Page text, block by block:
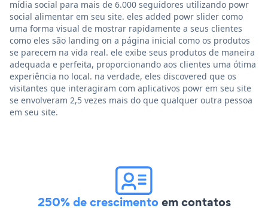
mídia social para mais de 6.000 seguidores utilizando powr
social alimentar em seu site. eles added powr slider como
uma forma visual de mostrar rapidamente a seus clientes
como eles são landing on a página inicial como os produtos
se parecem na vida real. ele exibe seus produtos de maneira
adequada e perfeita, proporcionando aos clientes uma ótima
experiência no local. na verdade, eles discovered que os
visitantes que interagiram com aplicativos powr em seu site
se envolveram 2,5 vezes mais do que qualquer outra pessoa
em seu site.
250% de crescimentoem contatos